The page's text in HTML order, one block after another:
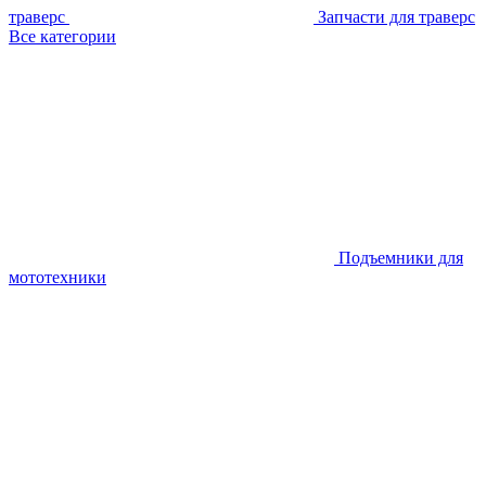
траверс
Запчасти для траверс
Все категории
Подъемники для
мототехники